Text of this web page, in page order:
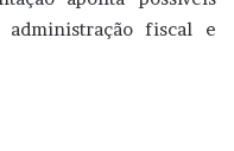
administração fiscal e